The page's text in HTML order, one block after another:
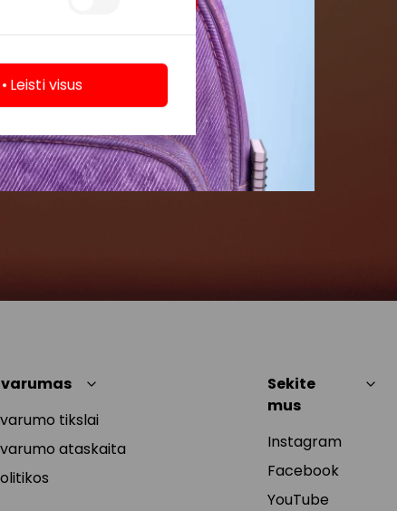
Leisti visus
tikslai
ataskaita
Sekite
mus
Instagram
Facebook
YouTube